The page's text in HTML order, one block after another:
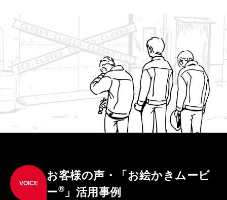
VOICE
お客様の声・「お絵かきムービ
ー® 」活用事例